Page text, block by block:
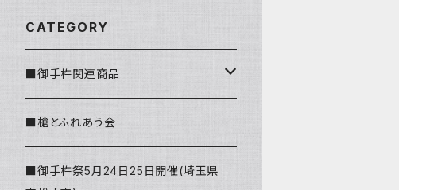
CATEGORY
■御手杵関連商品
しおり
■槍とふれあう会
■御手杵祭5月24日25日開催(埼玉県